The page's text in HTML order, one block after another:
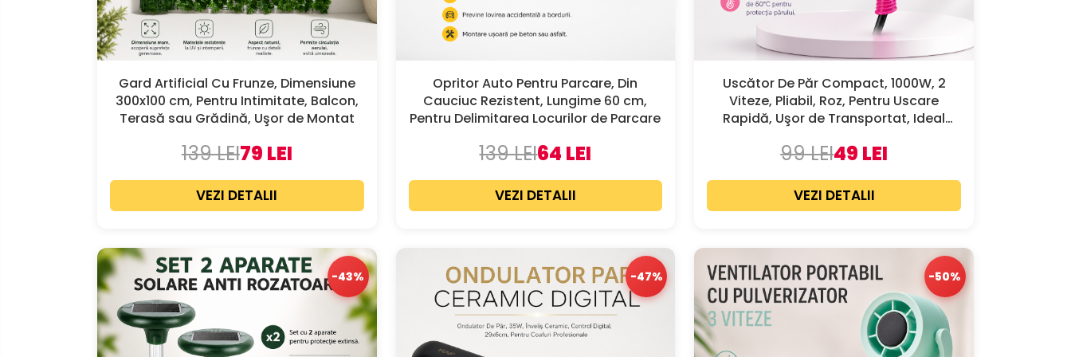
Gard Artificial Cu Frunze, Dimensiune
300x100 cm, Pentru Intimitate, Balcon,
Terasă sau Grădină, Uşor de Montat
139 LEI79 LEI
VEZI DETALII
Opritor Auto Pentru Parcare, Din
Cauciuc Rezistent, Lungime 60 cm,
Pentru Delimitarea Locurilor de Parcare
139 LEI64 LEI
VEZI DETALII
Uscător De Păr Compact, 1000W, 2
Viteze, Pliabil, Roz, Pentru Uscare
Rapidă, Uşor de Transportat, Ideal
99 LEI49 LEI
VEZI DETALII
-43% -47% -50%